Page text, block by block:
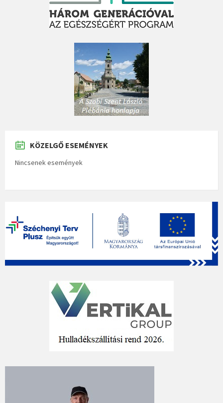
KÖZELGŐ ESEMÉNYEK
Nincsenek események